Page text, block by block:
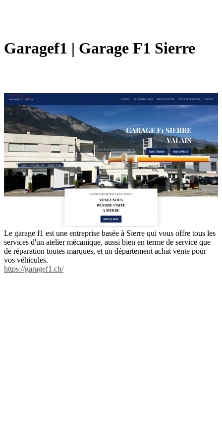
Garagef1 | Garage F1 Sierre
Le garage f1 est une entreprise basée à Sierre qui vous offre tous les
services d'un atelier mécanique, aussi bien en terme de service que
de réparation toutes marques, et un département achat vente pour
vos véhicules.
https://garagef1.ch/